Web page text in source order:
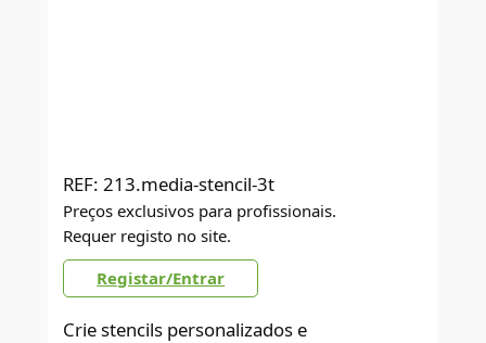
REF: 213.media-stencil-3t
Preços exclusivos para profissionais.
Requer registo no site.
Registar/Entrar
Crie stencils personalizados e